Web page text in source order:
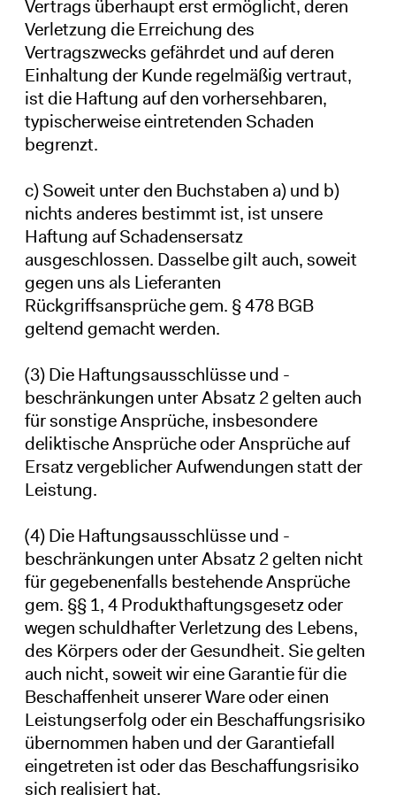
Vertrags überhaupt erst ermöglicht, deren
Verletzung die Erreichung des
Vertragszwecks gefährdet und auf deren
Einhaltung der Kunde regelmäßig vertraut,
ist die Haftung auf den vorhersehbaren,
typischerweise eintretenden Schaden
begrenzt.
c) Soweit unter den Buchstaben a) und b)
nichts anderes bestimmt ist, ist unsere
Haftung auf Schadensersatz
ausgeschlossen. Dasselbe gilt auch, soweit
gegen uns als Lieferanten
Rückgriffsansprüche gem. § 478 BGB
geltend gemacht werden.
(3) Die Haftungsausschlüsse und -
beschränkungen unter Absatz 2 gelten auch
für sonstige Ansprüche, insbesondere
deliktische Ansprüche oder Ansprüche auf
Ersatz vergeblicher Aufwendungen statt der
Leistung.
(4) Die Haftungsausschlüsse und -
beschränkungen unter Absatz 2 gelten nicht
für gegebenenfalls bestehende Ansprüche
gem. §§ 1, 4 Produkthaftungsgesetz oder
wegen schuldhafter Verletzung des Lebens,
des Körpers oder der Gesundheit. Sie gelten
auch nicht, soweit wir eine Garantie für die
Beschaffenheit unserer Ware oder einen
Leistungserfolg oder ein Beschaffungsrisiko
übernommen haben und der Garantiefall
eingetreten ist oder das Beschaffungsrisiko
sich realisiert hat.